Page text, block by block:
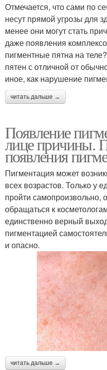
Отмечается, что сами по
несут прямой угрозы для
менее они могут стать
даже появления
пигментные пятна на
пятен с отличной от
иное, как нарушение
читать дальше →
Появление
лице причины.
появления
Пигментация может
всех возрастов. Только у
пройти самопроизвольно,
обращаться к
единственно верный
пигментацией
и опасно.
читать дальше →